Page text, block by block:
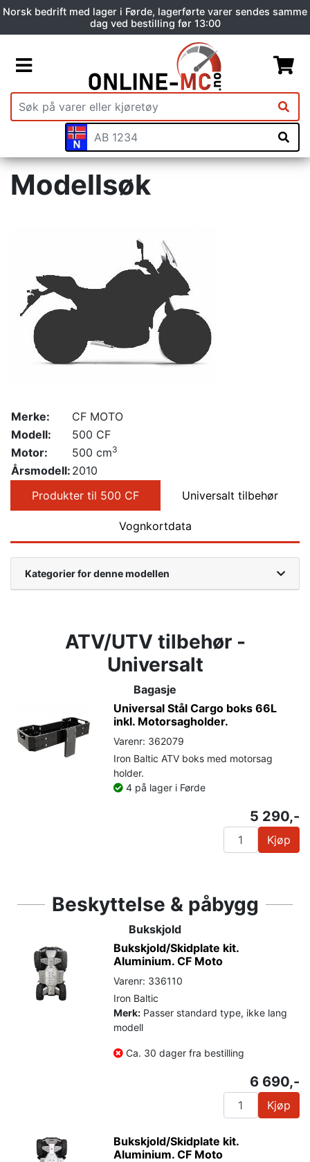
Norsk bedrift med lager i Førde, lagerførte varer sendes samme
dag ved bestilling før 13:00
Modellsøk
Merke:
CF MOTO
Modell:
500 CF
Motor:
500 cm3
Årsmodell: 2010
Produkter til 500 CF
Universalt tilbehør
Vognkortdata
Kategorier for denne modellen
ATV/UTV tilbehør -
Universalt
Bagasje
Universal Stål Cargo boks 66L
inkl. Motorsagholder.
Varenr: 362079
Iron Baltic ATV boks med motorsag
holder.
4 på lager i Førde
5 290,-
Kjøp
Beskyttelse & påbygg
Bukskjold
Bukskjold/Skidplate kit.
Aluminium. CF Moto
Varenr: 336110
Iron Baltic
Merk: Passer standard type, ikke lang
modell
Ca. 30 dager fra bestilling
6 690,-
Kjøp
Bukskjold/Skidplate kit.
Aluminium. CF Moto